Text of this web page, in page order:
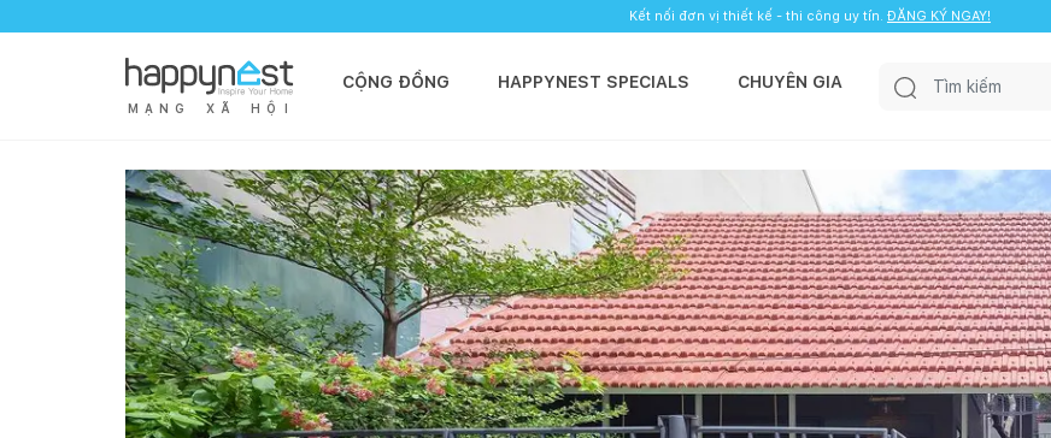
Kết nối đơn vị thiết kế - thi công uy tín. ĐĂNG KÝ NGAY!
M Ạ N G X Ã H Ộ I
CỘNG ĐỒNG HAPPYNEST SPECIALS CHUYÊN GIA